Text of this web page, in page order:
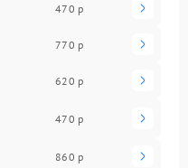
470 р
770 р
620 р
470 р
860 р